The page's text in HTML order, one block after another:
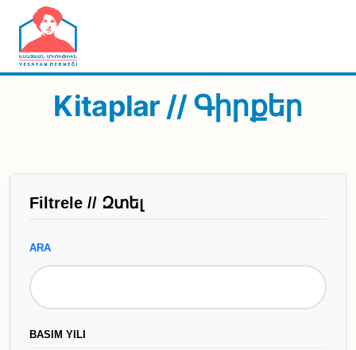
Skip to main content
Kitaplar // Գիրքեր
Filtrele // Զտել
ARA
BASIM YILI